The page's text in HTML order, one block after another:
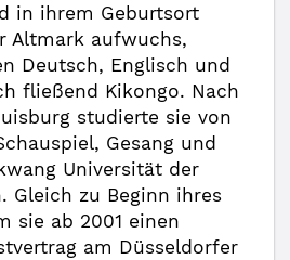
in ihrem Geburtsort
Altmark aufwuchs,
Deutsch, Englisch und
fließend Kikongo. Nach
studierte sie von
Gesang und
Universität der
Gleich zu Beginn ihres
sie ab 2001 einen
am Düsseldorfer